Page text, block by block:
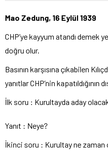
Mao Zedung, 16 Eylül 1939
CHP’ye kayyum atandı demek
doğru olur.
Basının karşısına çıkabilen
yanıtlar CHP’nin kapatıldığının
İlk soru : Kurultayda aday olacak
Yanıt : Neye?
İkinci soru : Kurultay ne zaman